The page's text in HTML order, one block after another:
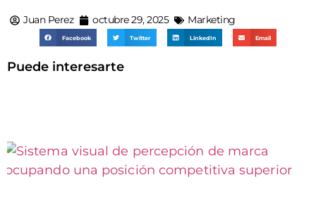
Juan Perez octubre 29, 2025 Marketing
Facebook Twitter LinkedIn Email
Puede interesarte